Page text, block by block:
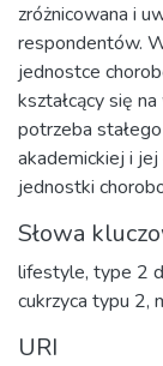
zróżnicowana i
respondentów.
jednostce
kształcący się
potrzeba
akademickiej i
jednostki
Słowa
lifestyle, type 2
cukrzyca typu 2,
URI